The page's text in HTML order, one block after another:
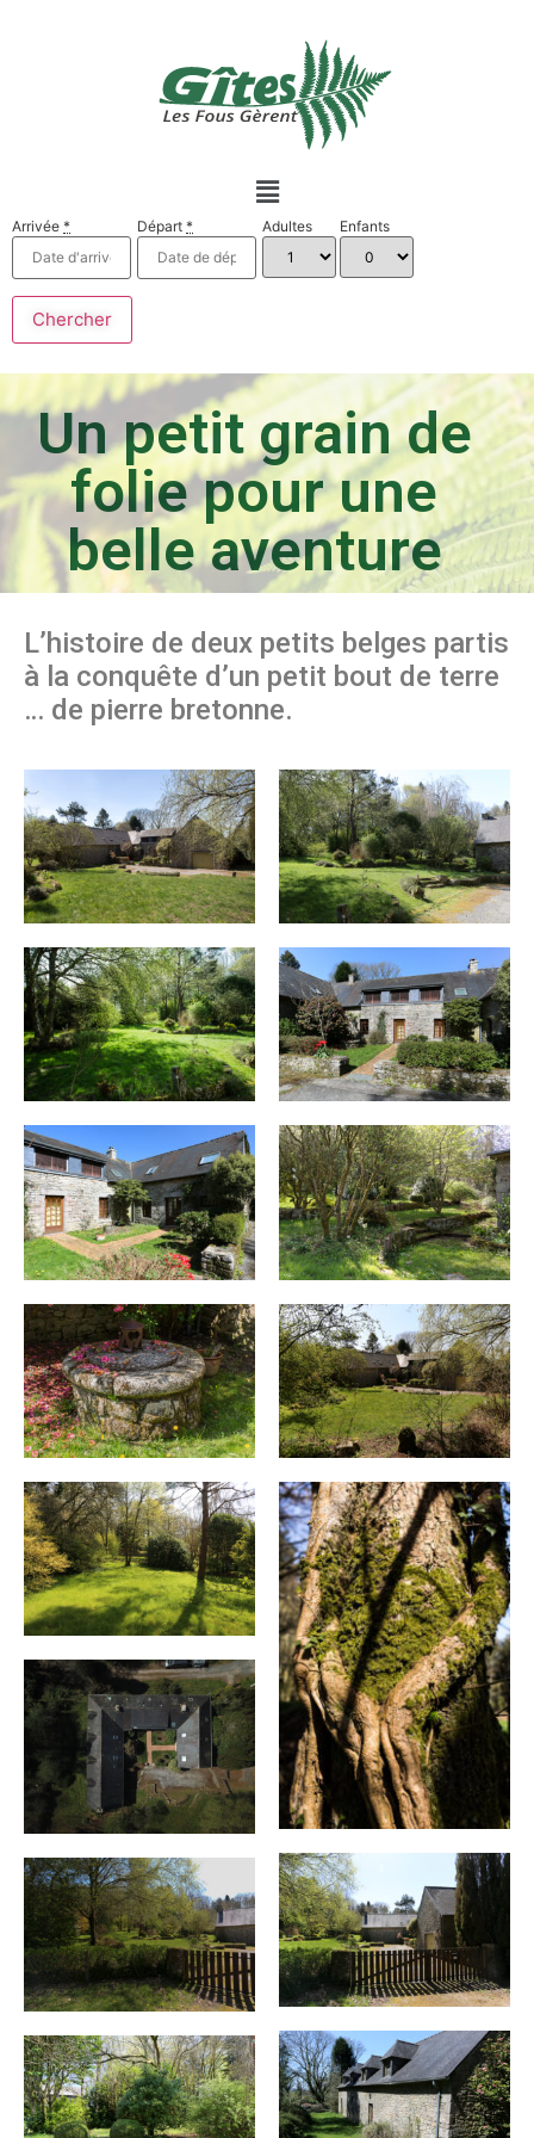
Arrivée * Départ * Adultes Enfants
Un petit grain de
folie pour une
belle aventure
L’histoire de deux petits belges partis
à la conquête d’un petit bout de terre
… de pierre bretonne.